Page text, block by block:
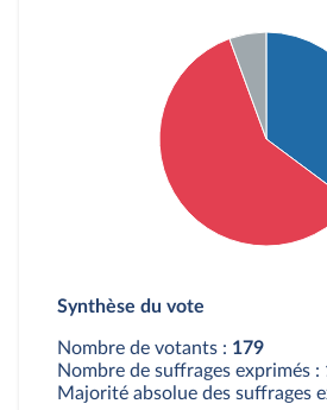
Contre : 106
Synthèse du vote
Nombre de votants : 179
Nombre de suffrages exprimés :
Majorité absolue des suffrages